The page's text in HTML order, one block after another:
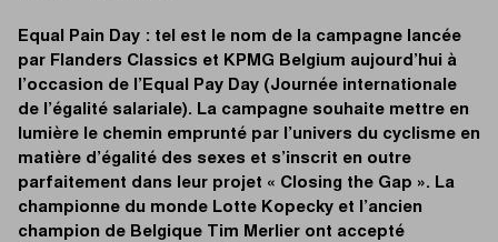
Equal Pain Day : tel est le nom de la campagne lancée
par Flanders Classics et KPMG Belgium aujourd’hui à
l’occasion de l’Equal Pay Day (Journée internationale
de l’égalité salariale). La campagne souhaite mettre en
lumière le chemin emprunté par l’univers du cyclisme en
matière d’égalité des sexes et s’inscrit en outre
parfaitement dans leur projet « Closing the Gap ». La
championne du monde Lotte Kopecky et l’ancien
champion de Belgique Tim Merlier ont accepté